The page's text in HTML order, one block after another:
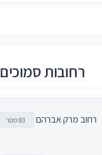
רחובות סמוכים
רחוב מרק אברהם 83 מטר